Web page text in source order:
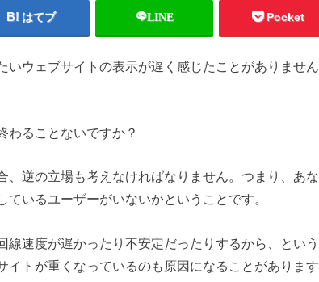
はてブ LINE Pocket
ウェブサイトの表示が遅く感じたことがありません
わることないですか？
、逆の立場も考えなければなりません。つまり、あ
いるユーザーがいないかということです。
線速度が遅かったり不安定だったりするから、とい
トが重くなっているのも原因になることがあります